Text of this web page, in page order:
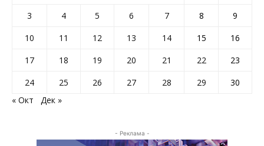
3
4 5 6 7 8
9
10
11 12 13 14 15
16
17
18 19 20 21 22
23
24
25 26 27 28 29
30
« Окт
Дек »
- Реклама -